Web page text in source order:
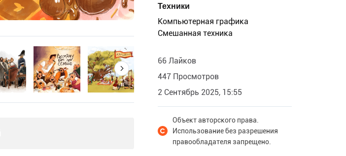
Техники
Компьютерная графика
Смешанная техника
66 Лайков
447 Просмотров
2 Сентябрь 2025, 15:55
Объект авторского права.
Использование без разрешения
правообладателя запрещено.